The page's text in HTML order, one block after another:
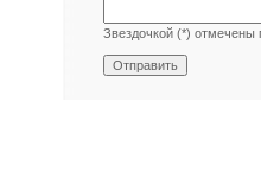
Звездочкой (*) отмечены